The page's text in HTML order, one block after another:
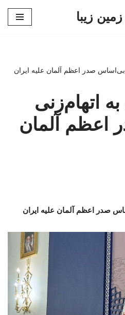
زیبا
بی‌اساس صدر اعظم آلمان علیه ایران
اتهام‌زنی
اعظم آلمان
صدر اعظم آلمان علیه ایران